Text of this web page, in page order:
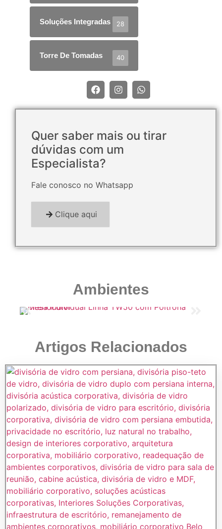
Soluções Integradas 28
Torre De Tomadas 40
Quer saber mais ou tirar
dúvidas com um
Especialista?
Fale conosco no Whatsapp
Clique aqui
Ambientes
Artigos Relacionados